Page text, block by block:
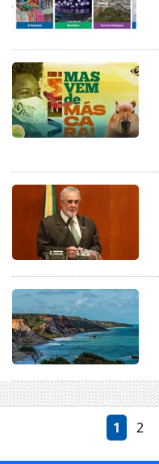
1 2